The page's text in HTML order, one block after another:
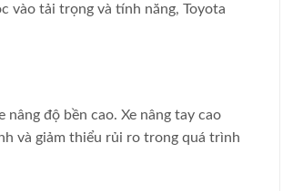
vào tải trọng và tính năng, Toyota
độ bền cao. Xe nâng tay cao
và giảm thiểu rủi ro trong quá trình